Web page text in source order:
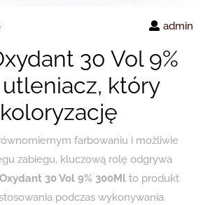
admin
30 Vol 9%
który
farbowaniu i możliwie
zabiegu, kluczową rolę odgrywa
30 Vol 9% 300Ml to produkt
podczas wykonywania